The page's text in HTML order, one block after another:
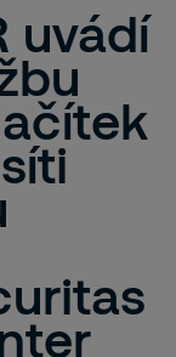
uvádí